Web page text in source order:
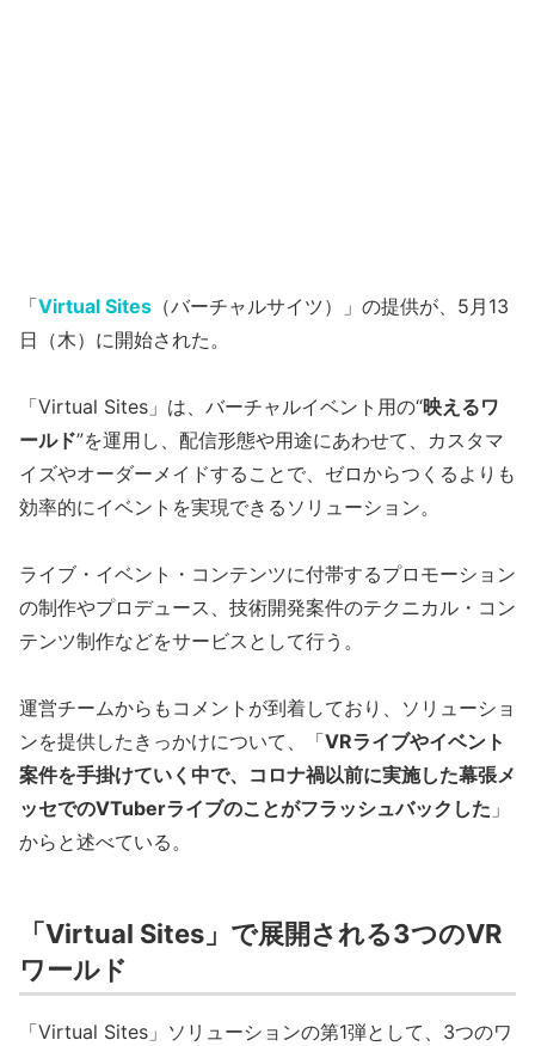
「Virtual Sites （バーチャルサイツ）」の提供が、5月13
日（木）に開始された。
「Virtual Sites」は、バーチャルイベント用の“映えるワ
ールド”を運用し、配信形態や用途にあわせて、カスタマ
イズやオーダーメイドすることで、ゼロからつくるよりも
効率的にイベントを実現できるソリューション。
ライブ・イベント・コンテンツに付帯するプロモーション
の制作やプロデュース、技術開発案件のテクニカル・コン
テンツ制作などをサービスとして行う。
運営チームからもコメントが到着しており、ソリューショ
ンを提供したきっかけについて、「VRライブやイベント
案件を手掛けていく中で、コロナ禍以前に実施した幕張メ
ッセでのVTuberライブのことがフラッシュバックした 」
からと述べている。
「Virtual Sites」で展開される3つのVR
ワールド
「Virtual Sites」ソリューションの第1弾として、3つのワ